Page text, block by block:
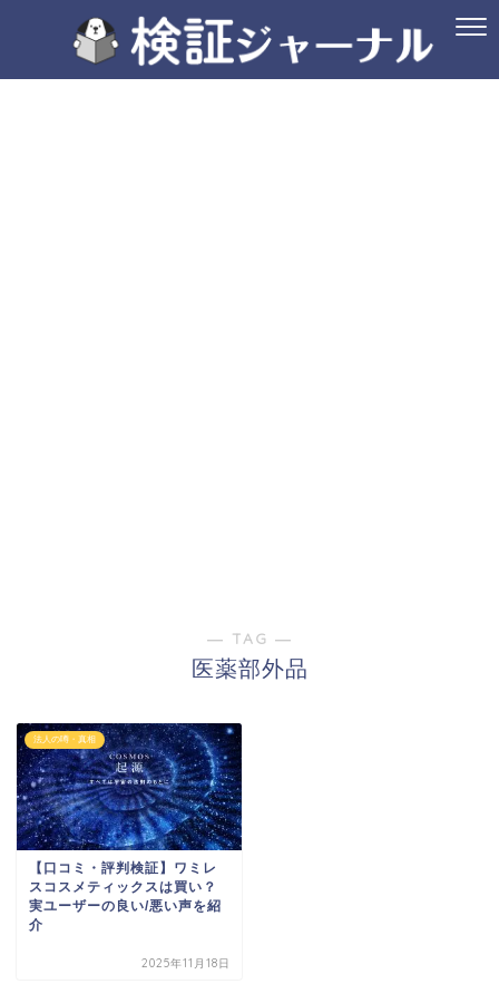
― TAG ―
医薬部外品
法人の噂・真相
【口コミ・評判検証】ワミレ
スコスメティックスは買い？
実ユーザーの良い/悪い声を紹
介
2025年11月18日